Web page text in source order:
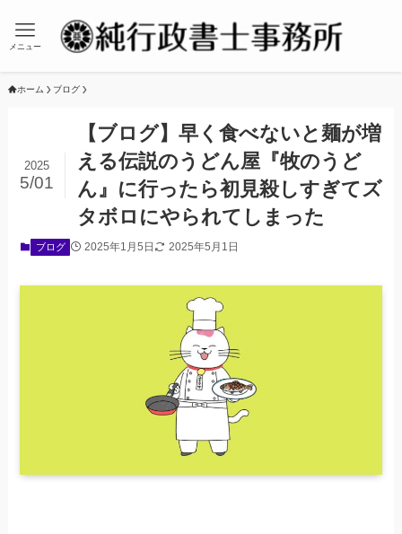
メニュー
ホーム ブログ
【ブログ】早く食べないと麺が増
える伝説のうどん屋『牧のうど
ん』に行ったら初見殺しすぎてズ
タボロにやられてしまった
2025
5/01
ブログ 2025年1月5日 2025年5月1日